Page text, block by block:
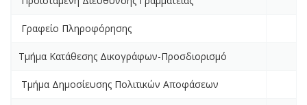
Γραφείο Πληροφόρησης
Τμήμα Κατάθεσης Δικογράφων-Προσδιορισμό
Τμήμα Δημοσίευσης Πολιτικών Αποφάσεων